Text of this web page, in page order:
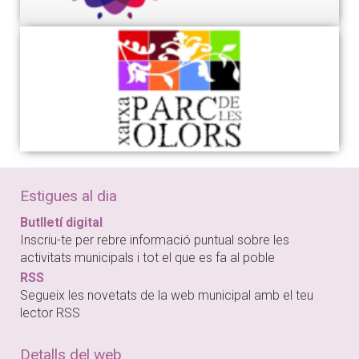
troba disponible al web municipal i a la Seu
Electrònica de l'Ajuntament de Taradell.
Responsable del tractament
Ajuntament de
Taradell
Adreça postal
C/ de la Vila, 45
08552 Taradell
Correu
electrònic
NIF P08.278.00D
Delegat de Protecció de Dades
L'Ajuntament de Taradell ha designat un delegat
Estigues al dia
Butlletí digital
Inscriu-te per rebre informació puntual sobre les
activitats municipals i tot el que es fa al poble
RSS
Segueix les novetats de la web municipal amb el teu
lector RSS
Detalls del web